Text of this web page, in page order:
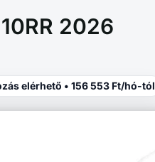
2026
elérhető • 156 553 Ft/hó-tól